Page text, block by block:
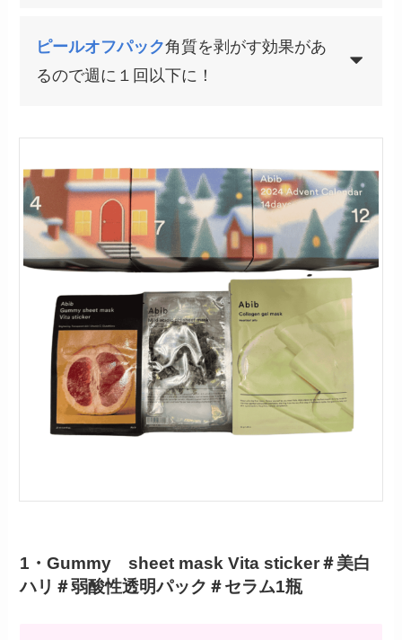
ピールオフパック角質を剥がす効果があ
るので週に１回以下に！
1・Gummy sheet mask Vita sticker＃美白
ハリ＃弱酸性透明パック＃セラム1瓶